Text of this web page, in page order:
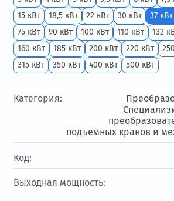
15 кВт
18,5 кВт 22 кВт 30 кВт 37 кВт
75 кВт
90 кВт 100 кВт 110 кВт 132
160 кВт
185 кВт 200 кВт 220 кВт
315 кВт
350 кВт 400 кВт 500 кВт
Категория:
подъемных кранов и
Код:
Выходная мощность: